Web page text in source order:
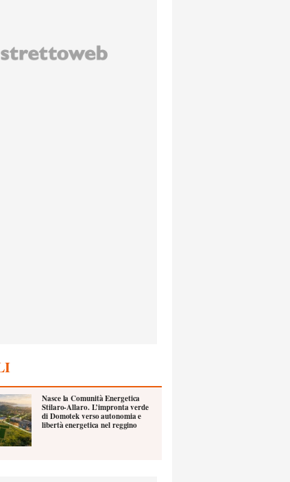
Nasce la Comunità Energetica
Stilaro-Allaro. L’impronta verde
di Domotek verso autonomia e
libertà energetica nel reggino